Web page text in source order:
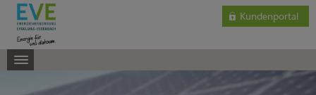
Kundenportal